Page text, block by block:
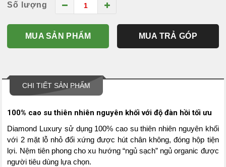
Số lượng
MUA SẢN PHẨM MUA TRẢ GÓP
CHI TIẾT SẢN PHẨM
100% cao su thiên nhiên nguyên khối với độ đàn hồi tối ưu
Diamond Luxury sử dụng 100% cao su thiên nhiên nguyên khối
với 2 mặt lỗ nhỏ đối xứng được hút chân không, đóng hộp tiện
lợi. Nệm tiên phong cho xu hướng “ngủ sạch” ngủ organic được
người tiêu dùng lựa chọn.